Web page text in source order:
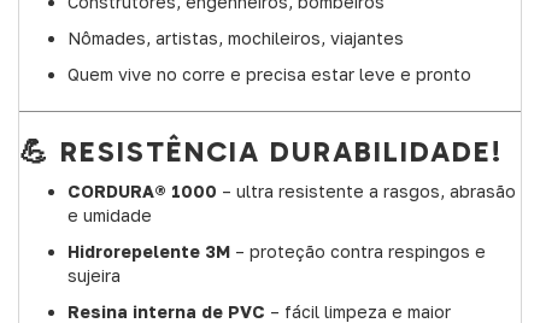
Nômades, artistas, mochileiros, viajantes
Quem vive no corre e precisa estar leve e pronto
💪 RESISTÊNCIA DURABILIDADE!
CORDURA® 1000 – ultra resistente a rasgos, abrasão
e umidade
Hidrorepelente 3M – proteção contra respingos e
sujeira
Resina interna de PVC – fácil limpeza e maior